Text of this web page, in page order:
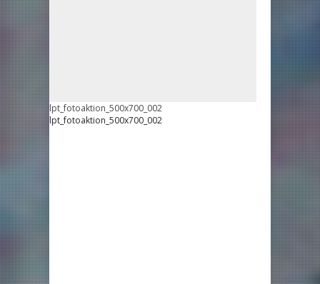
lpt_fotoaktion_500x700_002
lpt_fotoaktion_500x700_002